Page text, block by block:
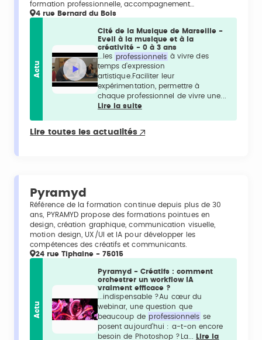
formation professionnelle, accompagnement…
4 rue Bernard du Bois
Actu
Cité de la Musique de Marseille -
Eveil à la musique et à la
créativité - 0 à 3 ans
...les professionnels à vivre des
temps d’expression
artistique.Faciliter leur
expérimentation, permettre à
chaque professionnel de vivre une...
Lire la suite
Lire toutes les actualités
Pyramyd
Référence de la formation continue depuis plus de 30
ans, PYRAMYD propose des formations pointues en
design, création graphique, communication visuelle,
motion design, UX/UI et IA pour développer les
compétences des créatifs et communicants.
24 rue Tiphaine - 75015
Actu
Pyramyd - Créatifs : comment
orchestrer un workflow IA
vraiment efficace ?
...indispensable ?Au cœur du
webinar, une question que
beaucoup de professionnels se
posent aujourd’hui : a-t-on encore
besoin de Photoshop ?La...
Lire la